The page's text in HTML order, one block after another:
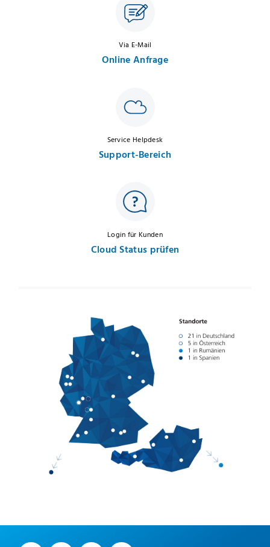
Via E-Mail
Online Anfrage
Service Helpdesk
Support-Bereich
Login für Kunden
Cloud Status prüfen